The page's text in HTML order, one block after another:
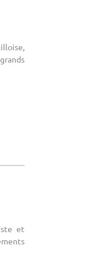
et